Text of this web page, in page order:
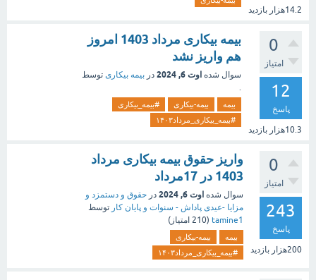
14.2هزار بازدید
0
امتیاز
12
پاسخ
10.3هزار بازدید
بیمه بیکاری مرداد 1403 امروز
هم واریز نشد
سوال شده اوت 6, 2024 در بیمه بیکاری توسط
.
بیمه بیمه-بیکاری
#بیمه_بیکاری
#بیمه_بیکاری_مرداد۱۴۰۳
0
امتیاز
243
پاسخ
200هزار بازدید
واریز حقوق بیمه بیکاری مرداد
1403 در 17مرداد
سوال شده اوت 6, 2024 در حقوق و دستمزد و
مزایا -عیدی پاداش - سنوات و پایان کار توسط
tamine1
(
210 امتیاز)
بیمه
بیمه-بیکاری
#بیمه_بیکاری_مرداد۱۴۰۳